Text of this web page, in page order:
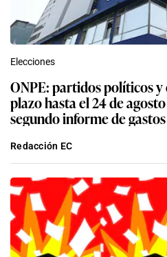
Elecciones
ONPE: partidos políticos
plazo hasta el 24 de
segundo informe de
Redacción EC